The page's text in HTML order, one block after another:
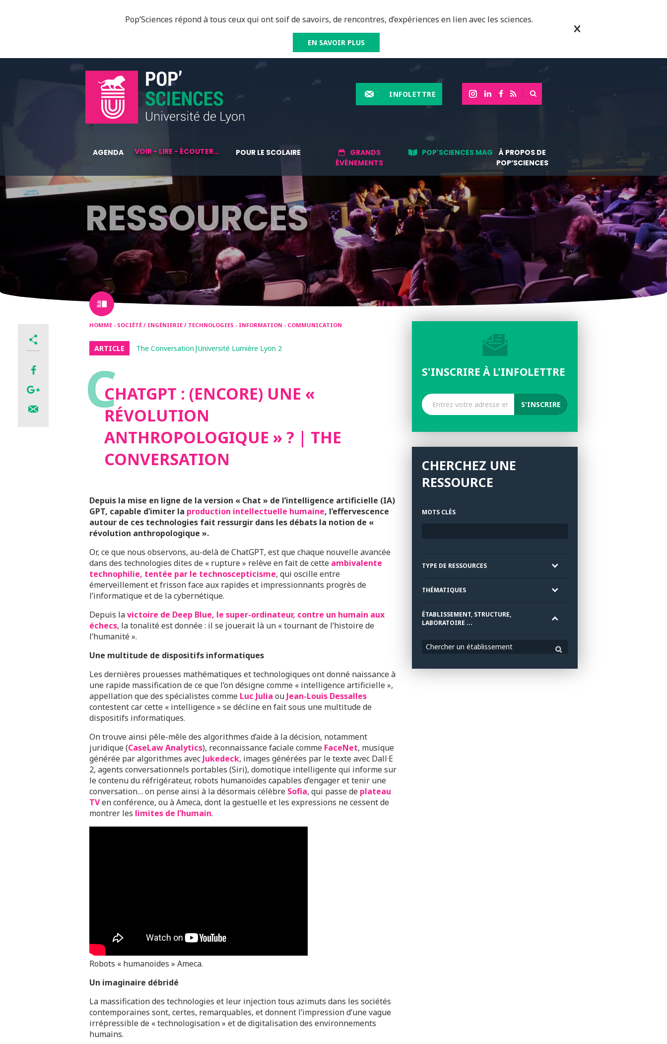
Pop’Sciences répond à tous ceux qui ont soif de savoirs, de rencontres, d’expériences en lien avec les sciences.
EN SAVOIR PLUS
INFOLETTRE
AGENDA VOIR - LIRE - ÉCOUTER... POUR LE SCOLAIRE
GRANDS
ÉVÉNEMENTS
POP'SCIENCES MAG
À PROPOS DE
POP’SCIENCES
RESSOURCES
HOMME - SOCIÉTÉ / INGÉNIERIE / TECHNOLOGIES - INFORMATION - COMMUNICATION
ARTICLE The Conversation|Université Lumière Lyon 2
CCHATGPT : (ENCORE) UNE «
RÉVOLUTION
ANTHROPOLOGIQUE » ? | THE
CONVERSATION
Depuis la mise en ligne de la version « Chat » de l’intelligence artificielle (IA)
GPT, capable d’imiter la production intellectuelle humaine, l’effervescence
autour de ces technologies fait ressurgir dans les débats la notion de «
révolution anthropologique ».
Or, ce que nous observons, au-delà de ChatGPT, est que chaque nouvelle avancée
dans des technologies dites de « rupture » relève en fait de cette ambivalente
technophilie, tentée par le technoscepticisme, qui oscille entre
émerveillement et frisson face aux rapides et impressionnants progrès de
l’informatique et de la cybernétique.
Depuis lavictoire de Deep Blue, le super-ordinateur, contre un humain aux
échecs, la tonalité est donnée : il se jouerait là un « tournant de l’histoire de
l’humanité ».
Une multitude de dispositifs informatiques
Les dernières prouesses mathématiques et technologiques ont donné naissance à
une rapide massification de ce que l’on désigne comme « intelligence artificielle »,
appellation que des spécialistes comme Luc Julia ou Jean-Louis Dessalles
contestent car cette « intelligence » se décline en fait sous une multitude de
dispositifs informatiques.
On trouve ainsi pêle-mêle des algorithmes d’aide à la décision, notamment
juridique (CaseLaw Analytics), reconnaissance faciale comme FaceNet, musique
générée par algorithmes avec Jukedeck, images générées par le texte avec Dall·E
2, agents conversationnels portables (Siri), domotique intelligente qui informe sur
le contenu du réfrigérateur, robots humanoïdes capables d’engager et tenir une
conversation… on pense ainsi à la désormais célèbre Sofia, qui passe de plateau
TVen conférence, ou à Ameca, dont la gestuelle et les expressions ne cessent de
montrer les limites de l’humain.
Robots « humanoides » Ameca.
Un imaginaire débridé
La massification des technologies et leur injection tous azimuts dans les sociétés
contemporaines sont, certes, remarquables, et donnent l’impression d’une vague
irrépressible de « technologisation » et de digitalisation des environnements
humains.
S'INSCRIRE À L'INFOLETTRE
CHERCHEZ UNE
RESSOURCE
MOTS CLÉS
TYPE DE RESSOURCES
THÉMATIQUES
ÉTABLISSEMENT, STRUCTURE,
LABORATOIRE ...
Chercher un établissement